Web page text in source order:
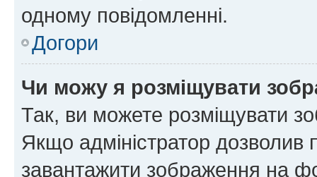
одному повідомленні.
Догори
Чи можу я розміщувати
Так, ви можете розміщувати
Якщо адміністратор
завантажити зображення на